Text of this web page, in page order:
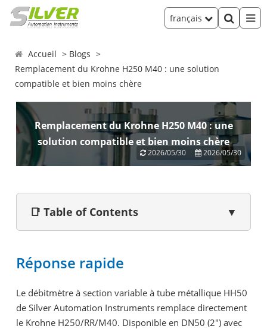
français
Accueil
Blogs
Remplacement du Krohne H250 M40 : une solution
compatible et bien moins chère
Remplacement du Krohne H250 M40 : une
solution compatible et bien moins chère
2026/05/30 2026/05/30
📑 Table of Contents ▼
Réponse rapide
Le débitmètre à section variable à tube métallique HH50
de Silver Automation Instruments remplace directement
le Krohne H250/RR/M40. Disponible en DN50 (2") avec